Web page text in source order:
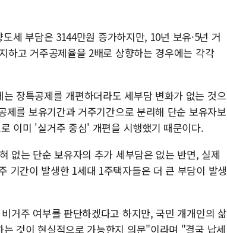
세 부담은 3144만원 증가하지만, 10년 보유·5년 거
하고 거주공제율을 2배로 상향하는 경우에는 각각
장특공제를 개편하더라도 세부담 변화가 없는 것으
를 보유기간과 거주기간으로 분리해 단순 보유자보
이미 '실거주 중심' 개편을 시행했기 때문이다.
없는 단순 보유자의 추가 세부담은 없는 반면, 실제
기간이 발생한 1세대 1주택자들은 더 큰 부담이 발생
거주 여부를 판단하겠다고 하지만, 국민 개개인의 삶
것이 현실적으로 가능한지 의문"이라며 "결국 납세